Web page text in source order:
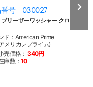
番号 030027
リーザーワッシャー クロ
ド：American Prime
メリカンプライム)
売価格： 340円
庫数：10
商